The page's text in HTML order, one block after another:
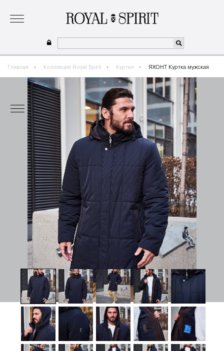
сотрудничество где купить
Главная Коллекция Royal Spirit Куртки ЯХОНТ Куртка мужская